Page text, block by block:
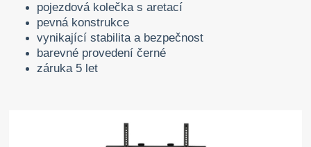
pojezdová kolečka s aretací
pevná konstrukce
vynikající stabilita a bezpečnost
barevné provedení černé
záruka 5 let